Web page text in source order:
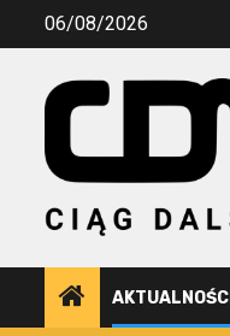
Przejdź06/08/2026
AKTUALNOŚCI